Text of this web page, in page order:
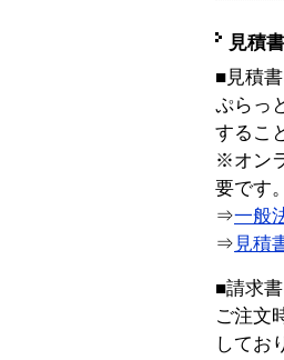
見積
■見積
ぷらっ
するこ
※オン
要です。
⇒一般
⇒ 見積
■請求
ご注文
してお